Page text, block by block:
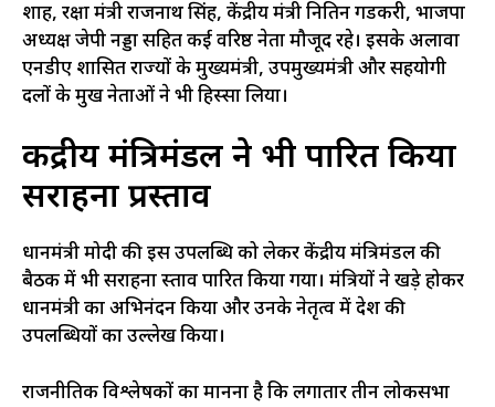
शाह, रक्षा मंत्री राजनाथ सिंह, केंद्रीय मंत्री नितिन गडकरी, भाजपा
अध्यक्ष जेपी नड्डा सहित कई वरिष्ठ नेता मौजूद रहे। इसके अलावा
एनडीए शासित राज्यों के मुख्यमंत्री, उपमुख्यमंत्री और सहयोगी
दलों के प्रमुख नेताओं ने भी हिस्सा लिया।
केंद्रीय मंत्रिमंडल ने भी पारित किया
सराहना प्रस्ताव
प्रधानमंत्री मोदी की इस उपलब्धि को लेकर केंद्रीय मंत्रिमंडल की
बैठक में भी सराहना प्रस्ताव पारित किया गया। मंत्रियों ने खड़े होकर
प्रधानमंत्री का अभिनंदन किया और उनके नेतृत्व में देश की
उपलब्धियों का उल्लेख किया।
राजनीतिक विश्लेषकों का मानना है कि लगातार तीन लोकसभा